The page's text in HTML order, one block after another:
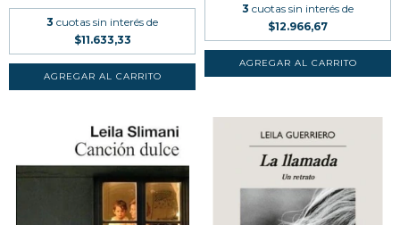
3 cuotas sin interés de
$11.633,33
3 cuotas sin interés de
$12.966,67